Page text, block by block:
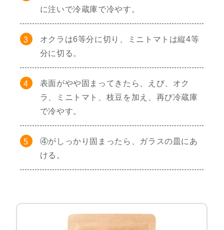
に注いで冷蔵庫で冷やす。
オクラは6等分に切り、ミニトマトは縦4等
分に切る。
表面がやや固まってきたら、えび、オク
ラ、ミニトマト、枝豆を加え、再び冷蔵庫
で冷やす。
④がしっかり固まったら、ガラスの皿にあ
ける。